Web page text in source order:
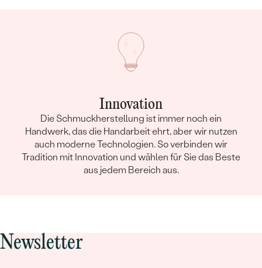
Innovation
Die Schmuckherstellung ist immer noch ein
Handwerk, das die Handarbeit ehrt, aber wir nutzen
auch moderne Technologien. So verbinden wir
Tradition mit Innovation und wählen für Sie das Beste
aus jedem Bereich aus.
Newsletter